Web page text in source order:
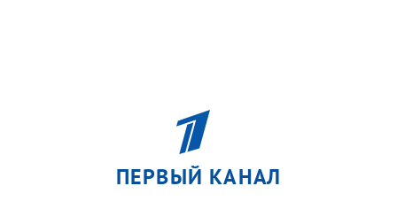
ПЕРВЫЙ КАНАЛ